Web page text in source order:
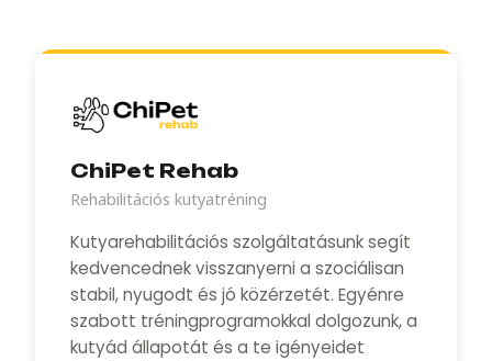
ChiPet Rehab
Rehabilitációs kutyatréning
Kutyarehabilitációs szolgáltatásunk segít
kedvencednek visszanyerni a szociálisan
stabil, nyugodt és jó közérzetét. Egyénre
szabott tréningprogramokkal dolgozunk, a
kutyád állapotát és a te igényeidet